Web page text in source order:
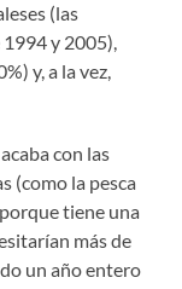
(las
y 2005),
y, a la vez,
con las
(como la pesca
tiene una
más de
un año entero